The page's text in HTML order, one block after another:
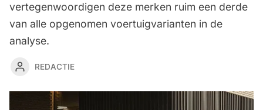
vertegenwoordigen deze merken ruim een derde
van alle opgenomen voertuigvarianten in de
analyse.
REDACTIE